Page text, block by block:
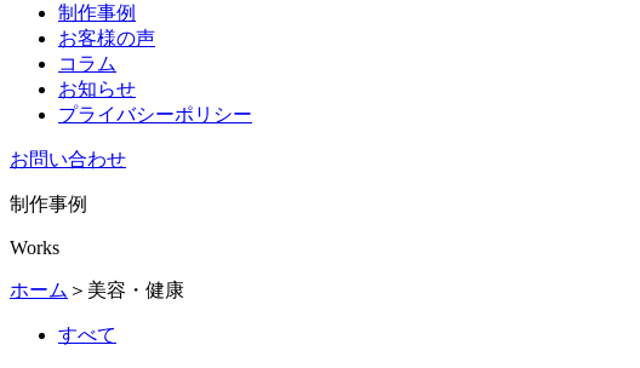
制作事例
お客様の声
コラム
お知らせ
プライバシーポリシー
お問い合わせ
制作事例
Works
ホーム ＞ 美容・健康
すべて